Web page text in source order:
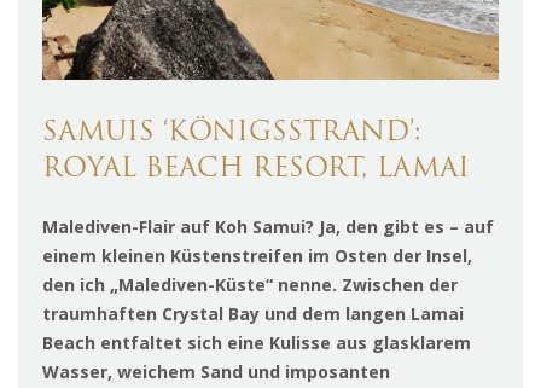
SAMUIS ‘KÖNIGSSTRAND’:
ROYAL BEACH RESORT, LAMAI
Malediven-Flair auf Koh Samui? Ja, den gibt es – auf
einem kleinen Küstenstreifen im Osten der Insel,
den ich „Malediven-Küste“ nenne. Zwischen der
traumhaften Crystal Bay und dem langen Lamai
Beach entfaltet sich eine Kulisse aus glasklarem
Wasser, weichem Sand und imposanten